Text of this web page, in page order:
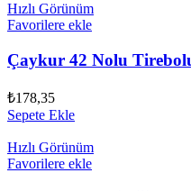
Hızlı Görünüm
Favorilere ekle
Çaykur 42 Nolu
₺178,35
Sepete Ekle
Hızlı Görünüm
Favorilere ekle